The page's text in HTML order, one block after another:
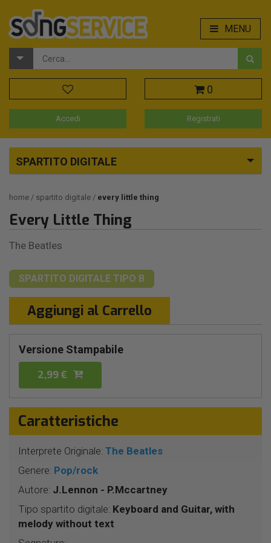
MENU
0
Accedi Registrati
SPARTITO DIGITALE
home spartito digitale every little thing
Every Little Thing
The Beatles
SPARTITO DIGITALE TIPO B
Aggiungi al Carrello
Versione Stampabile
2,99 €
Caratteristiche
Interprete Originale: The Beatles
Genere: Pop/rock
Autore: J.Lennon - P.Mccartney
Tipo spartito digitale: Keyboard and Guitar, with
melody without text